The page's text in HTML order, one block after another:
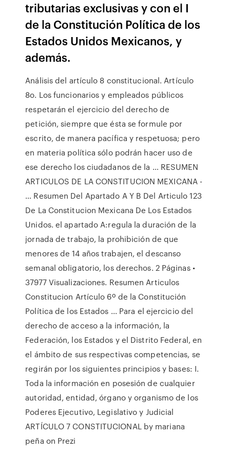
tributarias exclusivas y con el I
de la Constitución Política de los
Estados Unidos Mexicanos, y
además.
Análisis del artículo 8 constitucional. Artículo
8o. Los funcionarios y empleados públicos
respetarán el ejercicio del derecho de
petición, siempre que ésta se formule por
escrito, de manera pacífica y respetuosa; pero
en materia política sólo podrán hacer uso de
ese derecho los ciudadanos de la … RESUMEN
ARTICULOS DE LA CONSTITUCION MEXICANA -
… Resumen Del Apartado A Y B Del Articulo 123
De La Constitucion Mexicana De Los Estados
Unidos. el apartado A:regula la duración de la
jornada de trabajo, la prohibición de que
menores de 14 años trabajen, el descanso
semanal obligatorio, los derechos. 2 Páginas •
37977 Visualizaciones. Resumen Articulos
Constitucion Artículo 6º de la Constitución
Política de los Estados ... Para el ejercicio del
derecho de acceso a la información, la
Federación, los Estados y el Distrito Federal, en
el ámbito de sus respectivas competencias, se
regirán por los siguientes principios y bases: I.
Toda la información en posesión de cualquier
autoridad, entidad, órgano y organismo de los
Poderes Ejecutivo, Legislativo y Judicial
ARTÍCULO 7 CONSTITUCIONAL by mariana
peña on Prezi